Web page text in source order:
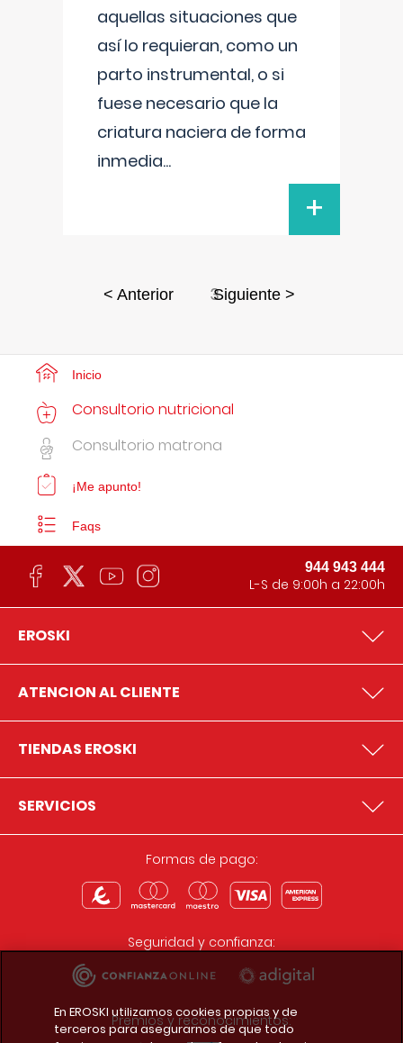
aquellas situaciones que
así lo requieran, como un
parto instrumental, o si
fuese necesario que la
criatura naciera de forma
inmedia...
+
< Anterior 3Siguiente >
Inicio
Consultorio nutricional
Consultorio matrona
¡Me apunto!
Faqs
944 943 444
L-S de 9:00h a 22:00h
EROSKI
ATENCION AL CLIENTE
TIENDAS EROSKI
SERVICIOS
Formas de pago:
Seguridad y confianza:
Premios y reconocimientos:
En EROSKI utilizamos cookies propias y de
terceros para asegurarnos de que todo